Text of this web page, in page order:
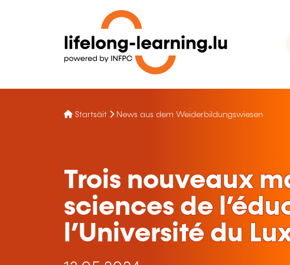
Startsäit News aus dem Weiderbildungswiesen
Trois nouveaux
sciences de
l’Université du